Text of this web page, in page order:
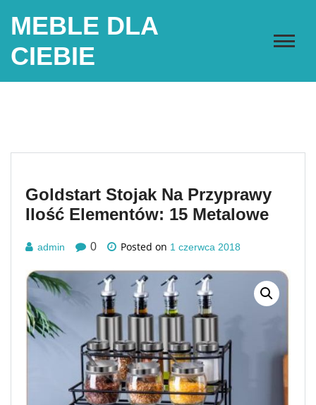
MEBLE DLA
CIEBIE
Goldstart Stojak Na Przyprawy
Ilość Elementów: 15 Metalowe
admin 0 Posted on 1 czerwca 2018